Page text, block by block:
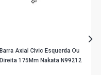
Barra Axial Civic Esquerda Ou
Direita 175Mm Nakata N99212